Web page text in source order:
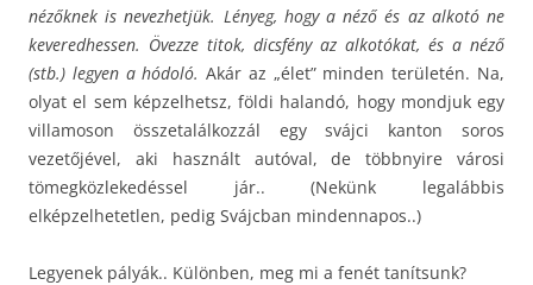
nézőknek is nevezhetjük. Lényeg, hogy a néző és az alkotó ne
keveredhessen. Övezze titok, dicsfény az alkotókat, és a néző
(stb.) legyen a hódoló.Akár az „élet” minden területén. Na,
olyat el sem képzelhetsz, földi halandó, hogy mondjuk egy
villamoson összetalálkozzál egy svájci kanton soros
vezetőjével, aki használt autóval, de többnyire városi
tömegközlekedéssel jár.. (Nekünk legalábbis
elképzelhetetlen, pedig Svájcban mindennapos..)
Legyenek pályák.. Különben, meg mi a fenét tanítsunk?